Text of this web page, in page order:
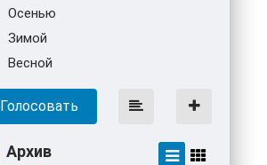
Осенью
Зимой
Весной
Голосовать
Архив